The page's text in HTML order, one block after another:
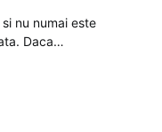
nu numai este
Daca…